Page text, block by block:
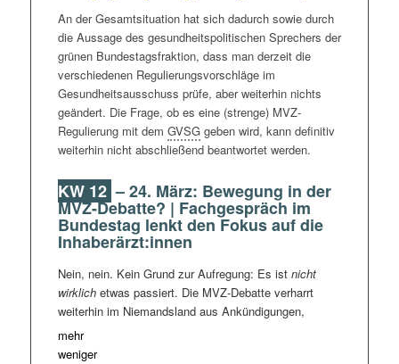
Kabinettsbeschlusses gesetzt. In der Folge wird das
parlamentarische Beratungsverfahren eröffnet, das mit
der ersten Lesung des Gesetzes im Bundestag
beginnt. Letztmöglicher Zeitpunkt hierfür wäre die erste
Juliwoche, da anschließend das Parlament in die
Sommerpause geht. Die eigentliche Beratungsphase
im zuständigen Gesundheitsausschuss dürfte
demnach also nicht vor Frühherbst stattfinden.
Grundsätzlich wäre es damit denkbar, dass das
zum Jahresanfang 2025 in Kraft treten kann. Dieser
Weg ist allerdings – auch angesichts der
Vorgeschichte – mit vielen Wenns und Abers
gepflastert.
Im Übrigen erklärt Lauterbach in dem oben verlinkten
BILD-Interview (~ Minute 19), dass er auch das neue
‚Volkskrankheiten-Detektionsgesetz‘ „noch vor der
Sommerpause“
dass er außerdem „
An der Gesamtsituation hat sich dadurch sowie durch
die Aussage des gesundheitspolitischen Sprechers der
grünen Bundestagsfraktion, dass man derzeit die
verschiedenen Regulierungsvorschläge im
Gesundheitsausschuss prüfe, aber weiterhin nichts
geändert. Die Frage, ob es eine (strenge) MVZ-
Regulierung mit dem GVSGgeben wird, kann definitiv
weiterhin nicht abschließend beantwortet werden.
KW 12 –24. März: Bewegung in der
MVZ-Debatte? | Fachgespräch im
Bundestag lenkt den Fokus auf die
Inhaberärzt:innen
Nein, nein. Kein Grund zur Aufregung: Es ist nicht
wirklichetwas passiert. Die MVZ-Debatte verharrt
weiterhin im Niemandsland aus Ankündigungen,
Wunschzetteln diverser Akteure und Spekulationen der
Betroffenen. Dennoch ist am 13. Mä
mehr
weniger